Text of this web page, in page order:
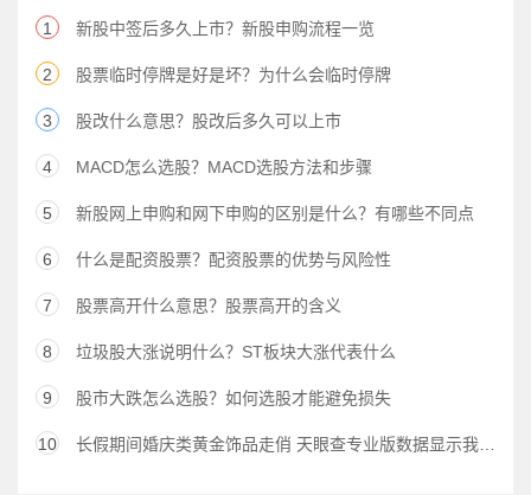
1 新股中签后多久上市？新股申购流程一览
2 股票临时停牌是好是坏？为什么会临时停牌
3 股改什么意思？股改后多久可以上市
4 MACD怎么选股？MACD选股方法和步骤
5 新股网上申购和网下申购的区别是什么？有哪些不同点
6 什么是配资股票？配资股票的优势与风险性
7 股票高开什么意思？股票高开的含义
8 垃圾股大涨说明什么？ST板块大涨代表什么
9 股市大跌怎么选股？如何选股才能避免损失
10 长假期间婚庆类黄金饰品走俏 天眼查专业版数据显示我国今年新增近6,000家黄金饰品相关企业